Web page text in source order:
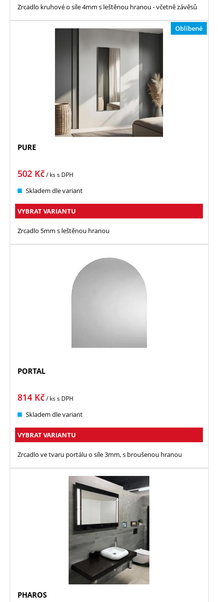
Zrcadlo kruhové o síle 4mm s leštěnou hranou - včetně závěsů
Oblíbené
PURE
502 Kč/ kss DPH
Skladem dle variant
VYBRAT VARIANTU
Zrcadlo 5mm s leštěnou hranou
PORTAL
814 Kč/ kss DPH
Skladem dle variant
VYBRAT VARIANTU
Zrcadlo ve tvaru portálu o síle 3mm, s broušenou hranou
PHAROS